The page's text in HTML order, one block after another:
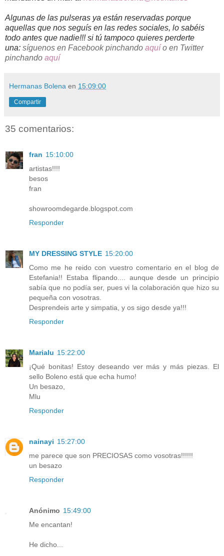
Algunas de las pulseras ya están reservadas porque
aquellas que nos seguís en las redes sociales, lo sabéis
todo antes que nadie!!! si tú tampoco quieres perderte
una: síguenos en Facebook pinchando aquí o en Twitter
pinchando aquí
Hermanas Bolena en 15:09:00
Compartir
35 comentarios:
fran 15:10:00
artistas!!!!
besos
fran
showroomdegarde.blogspot.com
Responder
MY DRESSING STYLE 15:20:00
Como me he reido con vuestro comentario en el blog de
Estefania!! Estaba flipando.... aunque desde un principio
sabía que no podía ser, pues vi la colaboración que hizo su
pequeña con vosotras.
Desprendeis arte y simpatia, y os sigo desde ya!!!
Responder
Marialu 15:22:00
¡Qué bonitas! Estoy deseando ver más y más piezas. El
sello Boleno está que echa humo!
Un besazo,
Mlu
Responder
nainayi 15:27:00
me parece que son PRECIOSAS como vosotras!!!!!!
un besazo
Responder
Anónimo 15:49:00
Me encantan!
He dicho...